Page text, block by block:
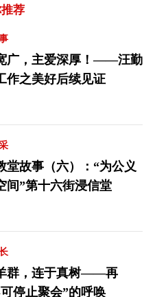
荐
广，主爱深厚！——汪勤
作之美好后续见证
堂故事（六）：“为公义
间”第十六街浸信堂
群，连于真树——再
停止聚会”的呼唤